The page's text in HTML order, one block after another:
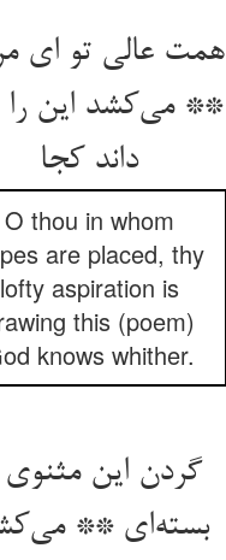
همت عالی تو ای
** می‌کشد این را
داند کجا
O thou in whom
are placed, thy
lofty aspiration is
this (poem)
knows whither.
گردن این مثنوی
بسته‌ای **